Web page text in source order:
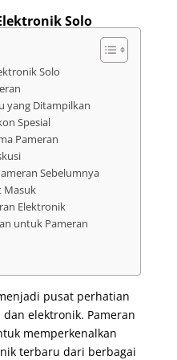
Solo
Solo
yang Ditampilkan
Spesial
Pameran
Sebelumnya
Masuk
Elektronik
untuk Pameran
pusat perhatian
elektronik. Pameran
memperkenalkan
terbaru dari berbagai